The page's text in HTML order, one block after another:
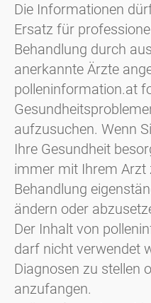
Die Informationen
Ersatz für
Behandlung durch
anerkannte Ärzte
polleninformation.at
aufzusuchen. Wenn
Ihre Gesundheit
immer mit Ihrem Arzt
Behandlung
ändern oder
Der Inhalt von
darf nicht verwendet
Diagnosen zu stellen
anzufangen.